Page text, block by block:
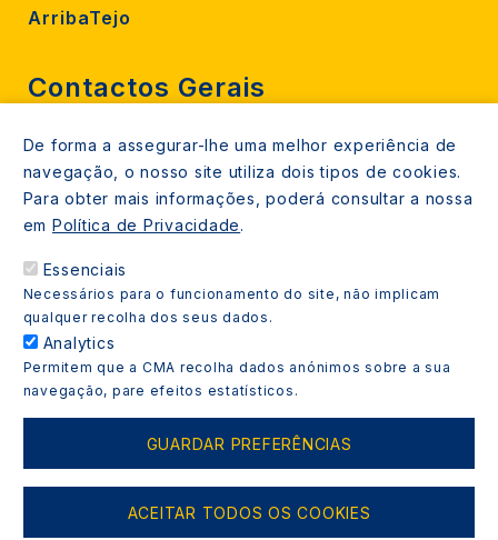
ArribaTejo
Contactos Gerais
212 724 000
800206770 (gratuito rede fixa)
Contacte-nos
Espaços de atendimento
Livro Amarelo
Copyright © 2021 Almada Informa. Todos os direitos
De forma a assegurar-lhe uma melhor experiência de
navegação, o nosso site utiliza dois tipos de cookies.
Para obter mais informações, poderá consultar a nossa
em Política de Privacidade.
Essenciais
Necessários para o funcionamento do site, não implicam
qualquer recolha dos seus dados.
Analytics
Permitem que a CMA recolha dados anónimos sobre a sua
navegação, pare efeitos estatísticos.
GUARDAR PREFERÊNCIAS
ACEITAR TODOS OS COOKIES